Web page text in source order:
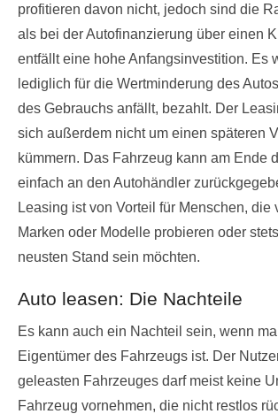
profitieren davon nicht, jedoch sind die
als bei der Autofinanzierung über einen
entfällt eine hohe Anfangsinvestition. Es
lediglich für die Wertminderung des
des Gebrauchs anfällt, bezahlt. Der
sich außerdem nicht um einen späteren
kümmern. Das Fahrzeug kann am Ende
einfach an den Autohändler
Leasing ist von Vorteil für Menschen, die
Marken oder Modelle probieren oder
neusten Stand sein möchten.
Auto leasen: Die Nachteile
Es kann auch ein Nachteil sein, wenn
Eigentümer des Fahrzeugs ist. Der
geleasten Fahrzeuges darf meist keine
Fahrzeug vornehmen, die nicht restlos